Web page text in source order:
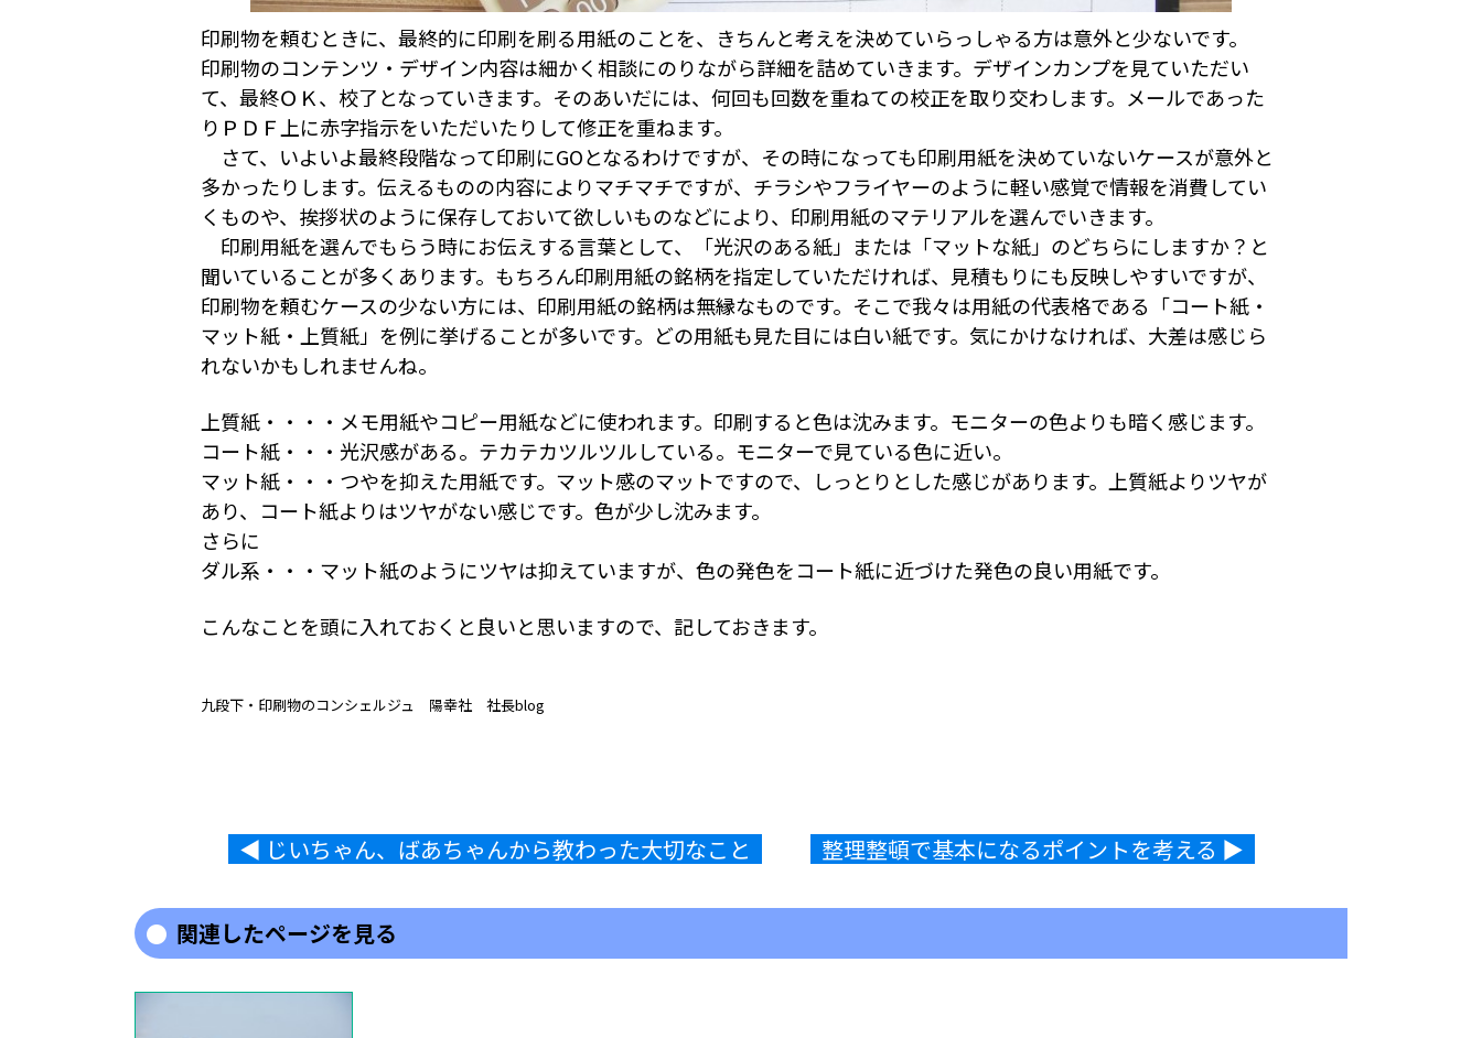
印刷物を頼むときに、最終的に印刷を刷る用紙のことを、きちんと考えを決めていらっしゃる方は意外と少ないです。
印刷物のコンテンツ・デザイン内容は細かく相談にのりながら詳細を詰めていきます。デザインカンプを見ていただい
て、最終ＯＫ、校了となっていきます。そのあいだには、何回も回数を重ねての校正を取り交わします。メールであった
りＰＤＦ上に赤字指示をいただいたりして修正を重ねます。
さて、いよいよ最終段階なって印刷にGOとなるわけですが、その時になっても印刷用紙を決めていないケースが意外と
多かったりします。伝えるものの内容によりマチマチですが、チラシやフライヤーのように軽い感覚で情報を消費してい
くものや、挨拶状のように保存しておいて欲しいものなどにより、印刷用紙のマテリアルを選んでいきます。
印刷用紙を選んでもらう時にお伝えする言葉として、「光沢のある紙」または「マットな紙」のどちらにしますか？と
聞いていることが多くあります。もちろん印刷用紙の銘柄を指定していただければ、見積もりにも反映しやすいですが、
印刷物を頼むケースの少ない方には、印刷用紙の銘柄は無縁なものです。そこで我々は用紙の代表格である「コート紙・
マット紙・上質紙」を例に挙げることが多いです。どの用紙も見た目には白い紙です。気にかけなければ、大差は感じら
れないかもしれませんね。
上質紙・・・・メモ用紙やコピー用紙などに使われます。印刷すると色は沈みます。モニターの色よりも暗く感じます。
コート紙・・・光沢感がある。テカテカツルツルしている。モニターで見ている色に近い。
マット紙・・・つやを抑えた用紙です。マット感のマットですので、しっとりとした感じがあります。上質紙よりツヤが
あり、コート紙よりはツヤがない感じです。色が少し沈みます。
さらに
ダル系・・・マット紙のようにツヤは抑えていますが、色の発色をコート紙に近づけた発色の良い用紙です。
こんなことを頭に入れておくと良いと思いますので、記しておきます。
九段下・印刷物のコンシェルジュ 陽幸社 社長blog
◀︎ じいちゃん、ばあちゃんから教わった大切なこと 整理整頓で基本になるポイントを考える ▶︎
関連したページを見る